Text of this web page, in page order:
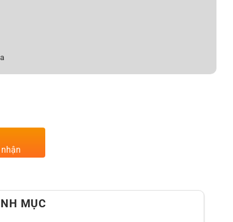
CÁCH HIỆN ĐẠI số lượng
MỤC